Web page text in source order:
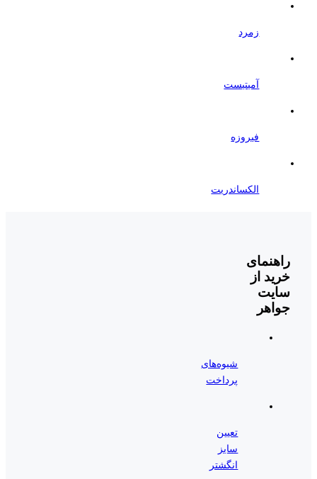
زمرد
آمیتیست
فیروزه
الکساندریت
راهنمای
خرید از
سایت
جواهر
شیوه‌های
پرداخت
تعیین
سایز
انگشتر